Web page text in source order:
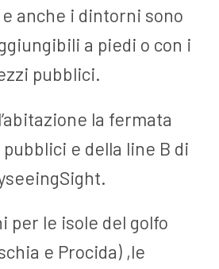
anche i dintorni sono
a piedi o con i
pubblici.
la fermata
e della line B di
per le isole del golfo
e Procida) ,le